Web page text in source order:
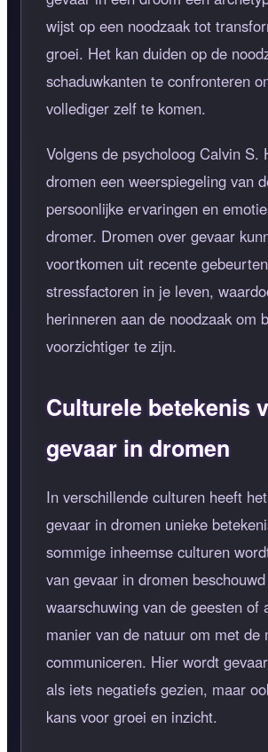
wijst op een noodzaak tot
groei. Het kan duiden op de
schaduwkanten te confronteren
vollediger zelf te komen.
Volgens de psycholoog Calvin S.
dromen een weerspiegeling van
persoonlijke ervaringen en
dromer. Dromen over gevaar
voortkomen uit recente
stressfactoren in je leven,
herinneren aan de noodzaak om
voorzichtiger te zijn.
Culturele betekenis
gevaar in dromen
In verschillende culturen heeft
gevaar in dromen unieke
sommige inheemse culturen
van gevaar in dromen
waarschuwing van de geesten of
manier van de natuur om met de
communiceren. Hier wordt
als iets negatiefs gezien, maar
kans voor groei en inzicht.